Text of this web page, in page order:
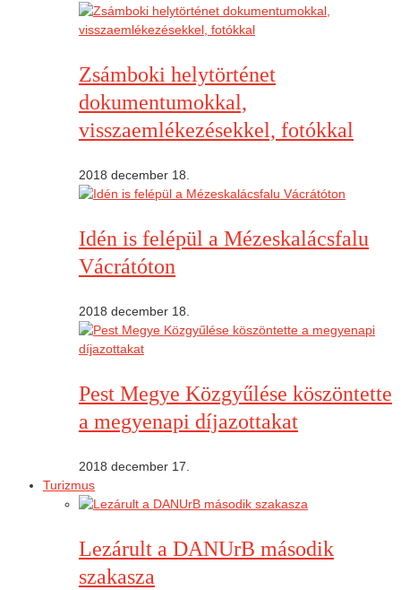
Zsámboki helytörténet
dokumentumokkal,
visszaemlékezésekkel, fotókkal
2018 december 18.
Idén is felépül a Mézeskalácsfalu
Vácrátóton
2018 december 18.
Pest Megye Közgyűlése köszöntette
a megyenapi díjazottakat
2018 december 17.
Turizmus
Lezárult a DANUrB második
szakasza